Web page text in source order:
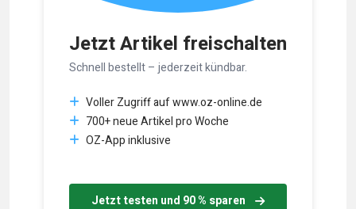
Jetzt Artikel freischalten
Schnell bestellt – jederzeit kündbar.
Voller Zugriff auf www.oz-online.de
700+ neue Artikel pro Woche
OZ-App inklusive
Jetzt testen und 90 % sparen